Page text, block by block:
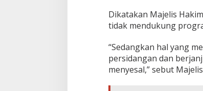
s
B
e
b
e
d
Dikatakan Majelis
tidak mendukung
“Sedangkan hal yang
persidangan dan
menyesal,” sebut